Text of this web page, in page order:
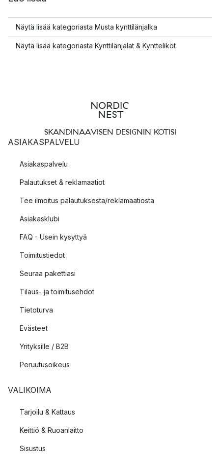
Näytä lisää kategoriasta Musta kynttilänjalka
Näytä lisää kategoriasta Kynttilänjalat & Kyntteliköt
SKANDINAAVISEN DESIGNIN KOTISI
ASIAKASPALVELU
Asiakaspalvelu
Palautukset & reklamaatiot
Tee ilmoitus palautuksesta/reklamaatiosta
Asiakasklubi
FAQ - Usein kysyttyä
Toimitustiedot
Seuraa pakettiasi
Tilaus- ja toimitusehdot
Tietoturva
Evästeet
Yrityksille / B2B
Peruutusoikeus
VALIKOIMA
Tarjoilu & Kattaus
Keittiö & Ruoanlaitto
Sisustus